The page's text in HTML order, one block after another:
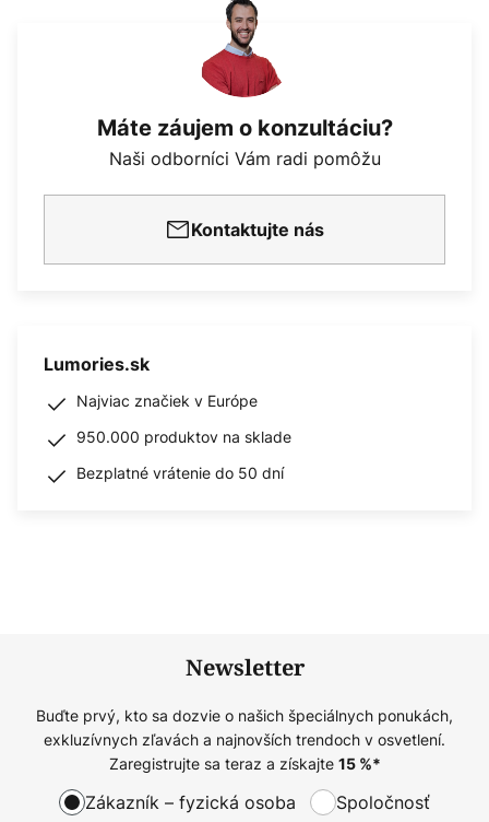
Máte záujem o konzultáciu?
Naši odborníci Vám radi pomôžu
Kontaktujte nás
Lumories.sk
Najviac značiek v Európe
950.000 produktov na sklade
Bezplatné vrátenie do 50 dní
Newsletter
Buďte prvý, kto sa dozvie o našich špeciálnych ponukách,
exkluzívnych zľavách a najnovších trendoch v osvetlení.
Zaregistrujte sa teraz a získajte 15%*
Zákazník – fyzická osoba Spoločnosť